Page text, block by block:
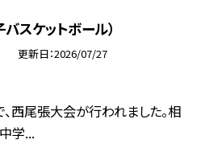
スケットボール）
更新日 2026/07/27
西尾張大会が行われました。相
学...